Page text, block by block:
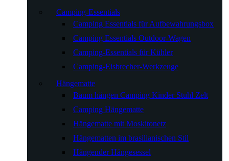
Camping-Essentials
Camping Essentials für Aufbewahrungsbox
Camping Essentials Outdoor-Wagen
Camping-Essentials für Kühler
Camping-Eisbrecher-Werkzeuge
Hängematte
Baum hängen Camping Kinder Stuhl Zelt
Camping Hängematte
Hängematte mit Moskitonetz
Hängematten im brasilianischen Stil
Hängender Hängesessel